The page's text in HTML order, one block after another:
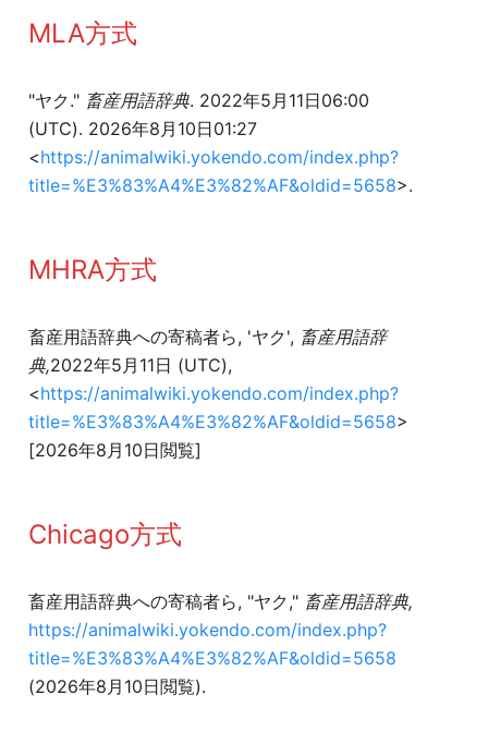
MLA方式
"ヤク." 畜産用語辞典. 2022年5月11日06:00
(UTC). 2026年8月10日01:27
<https://animalwiki.yokendo.com/index.php?
title=%E3%83%A4%E3%82%AF&oldid=5658>.
MHRA方式
畜産用語辞典への寄稿者ら, 'ヤク', 畜産用語辞
典,2022年5月11日 (UTC),
<https://animalwiki.yokendo.com/index.php?
title=%E3%83%A4%E3%82%AF&oldid=5658>
[2026年8月10日閲覧]
Chicago方式
畜産用語辞典への寄稿者ら, "ヤク," 畜産用語辞典,
https://animalwiki.yokendo.com/index.php?
title=%E3%83%A4%E3%82%AF&oldid=5658
(2026年8月10日閲覧).